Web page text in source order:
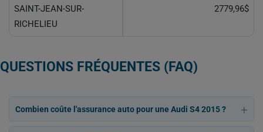
SAINT-JEAN-SUR-
RICHELIEU
2779,96$
QUESTIONS FRÉQUENTES (FAQ)
Combien coûte l'assurance auto pour une Audi S4 2015 ?